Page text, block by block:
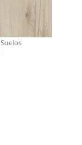
Suelos